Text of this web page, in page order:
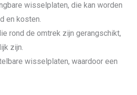
wisselplaten, die kan worden
en kosten.
rond de omtrek zijn gerangschikt,
zijn.
wisselplaten, waardoor een